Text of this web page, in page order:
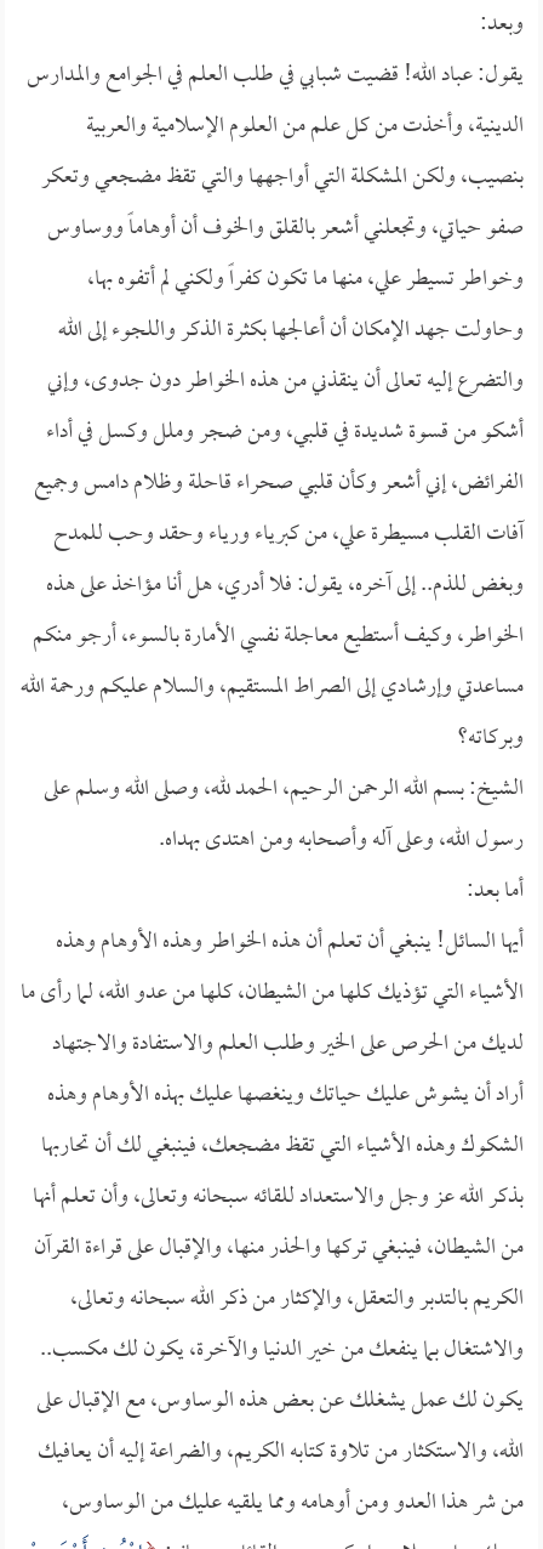
وبعد:
يقول: عباد الله! قضيت شبابي في طلب العلم في الجوامع والمدارس
الدينية، وأخذت من كل علم من العلوم الإسلامية والعربية
بنصيب، ولكن المشكلة التي أواجهها والتي تقظ مضجعي وتعكر
صفو حياتي، وتجعلني أشعر بالقلق والخوف أن أوهاماً ووساوس
وخواطر تسيطر علي، منها ما تكون كفراً ولكني لم أتفوه بها،
وحاولت جهد الإمكان أن أعالجها بكثرة الذكر واللجوء إلى الله
والتضرع إليه تعالى أن ينقذني من هذه الخواطر دون جدوى، وإني
أشكو من قسوة شديدة في قلبي، ومن ضجر وملل وكسل في أداء
الفرائض، إني أشعر وكأن قلبي صحراء قاحلة وظلام دامس وجميع
آفات القلب مسيطرة علي، من كبرياء ورياء وحقد وحب للمدح
وبغض للذم.. إلى آخره، يقول: فلا أدري، هل أنا مؤاخذ على هذه
الخواطر، وكيف أستطيع معاجلة نفسي الأمارة بالسوء، أرجو منكم
مساعدتي وإرشادي إلى الصراط المستقيم، والسلام عليكم ورحمة الله
وبركاته؟
الشيخ: بسم الله الرحمن الرحيم، الحمد لله، وصلى الله وسلم على
رسول الله، وعلى آله وأصحابه ومن اهتدى بهداه.
أما بعد:
أيها السائل! ينبغي أن تعلم أن هذه الخواطر وهذه الأوهام وهذه
الأشياء التي تؤذيك كلها من الشيطان، كلها من عدو الله، لما رأى ما
لديك من الحرص على الخير وطلب العلم والاستفادة والاجتهاد
أراد أن يشوش عليك حياتك وينغصها عليك بهذه الأوهام وهذه
الشكوك وهذه الأشياء التي تقظ مضجعك، فينبغي لك أن تحاربها
بذكر الله عز وجل والاستعداد للقائه سبحانه وتعالى، وأن تعلم أنها
من الشيطان، فينبغي تركها والحذر منها، والإقبال على قراءة القرآن
الكريم بالتدبر والتعقل، والإكثار من ذكر الله سبحانه وتعالى،
والاشتغال بما ينفعك من خير الدنيا والآخرة، يكون لك مكسب..
يكون لك عمل يشغلك عن بعض هذه الوساوس، مع الإقبال على
الله، والاستكثار من تلاوة كتابه الكريم، والضراعة إليه أن يعافيك
من شر هذا العدو ومن أوهامه ومما يلقيه عليك من الوساوس،